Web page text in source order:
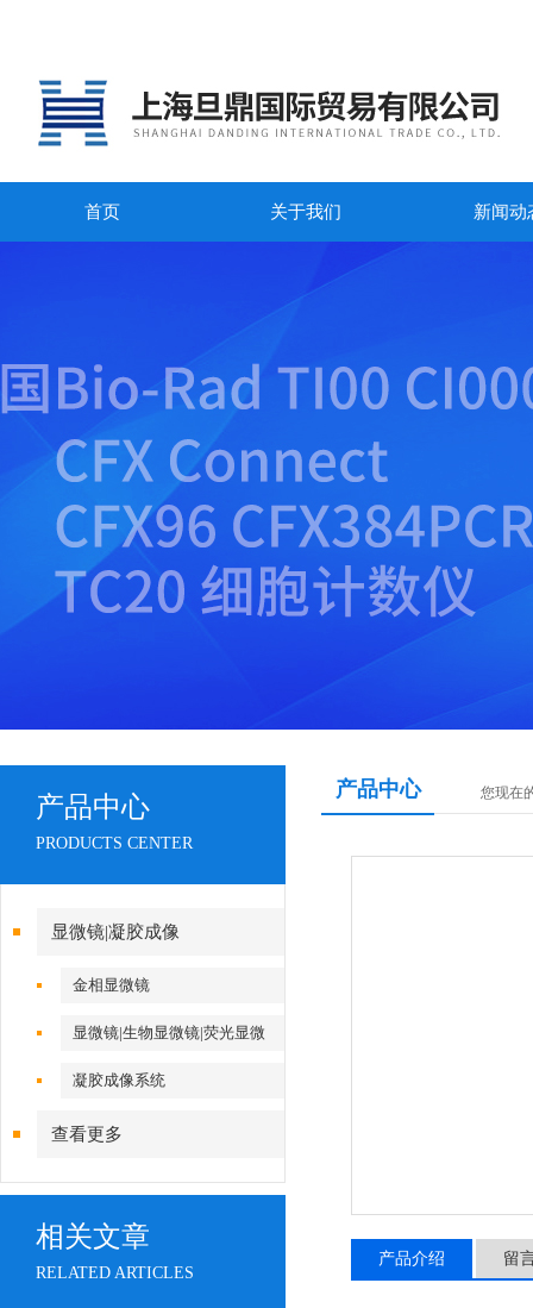
首页 关于我们 新闻动
产品中心
PRODUCTS CENTER
显微镜|凝胶成像
金相显微镜
显微镜|生物显微镜|荧光显微
镜|倒置显微镜
凝胶成像系统
查看更多
相关文章
RELATED ARTICLES
产品中心 您现在
产品介绍 留